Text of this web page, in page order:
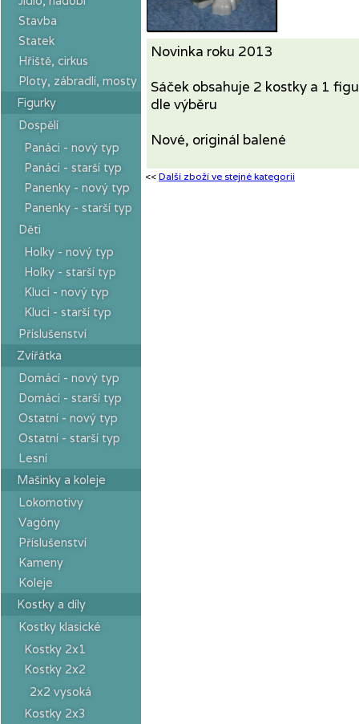
Stavba
Statek
Hřiště, cirkus
Ploty, zábradlí, mosty
Figurky
Dospělí
Panáci - nový typ
Panáci - starší typ
Panenky - nový typ
Panenky - starší typ
Děti
Holky - nový typ
Holky - starší typ
Kluci - nový typ
Kluci - starší typ
Příslušenství
Zvířátka
Domácí - nový typ
Domácí - starší typ
Ostatní - nový typ
Ostatní - starší typ
Lesní
Mašinky a koleje
Lokomotivy
Vagóny
Příslušenství
Kameny
Koleje
Kostky a díly
Kostky klasické
Kostky 2x1
Kostky 2x2
2x2 vysoká
Kostky 2x3
Novinka roku 2013
Sáček obsahuje 2 kostky a 1
dle výběru
Nové, originál balené
<< Další zboží ve stejné kategorii